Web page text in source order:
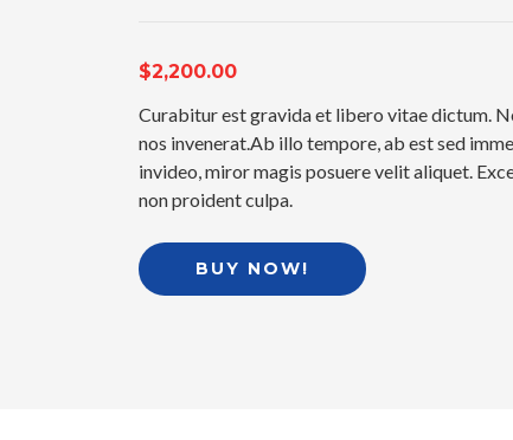
$2,200.00
Curabitur est gravida et libero vitae dictum.
nos invenerat.Ab illo tempore, ab est sed
invideo, miror magis posuere velit aliquet.
non proident culpa.
BUY NOW!